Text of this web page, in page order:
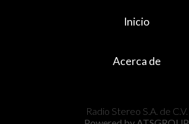
Inicio
Acerca de
Radio Stereo S.A. de C.V.